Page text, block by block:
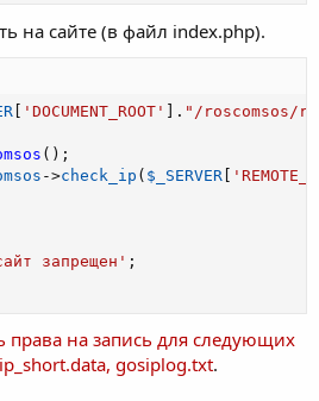
на сайте (в файл index.php).
'DOCUMENT_ROOT' . "/roscomsos/
( ) ;
->check_ip ( $_SERVER
запрещен' ;
права на запись для следующих
gosiplog.txt.